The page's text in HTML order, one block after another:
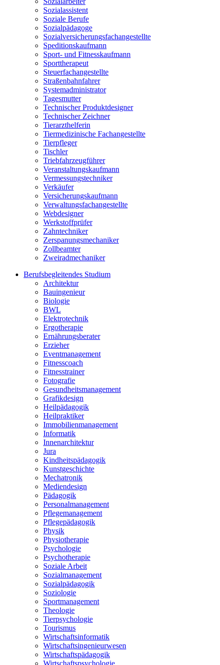
Sozialassistent
Soziale Berufe
Sozialpädagoge
Sozialversicherungsfachangestellte
Speditionskaufmann
Sport- und Fitnesskaufmann
Sporttherapeut
Steuerfachangestellte
Straßenbahnfahrer
Systemadministrator
Tagesmutter
Technischer Produktdesigner
Technischer Zeichner
Tierarzthelferin
Tiermedizinische Fachangestellte
Tierpfleger
Tischler
Triebfahrzeugführer
Veranstaltungskaufmann
Vermessungstechniker
Verkäufer
Versicherungskaufmann
Verwaltungsfachangestellte
Webdesigner
Werkstoffprüfer
Zahntechniker
Zerspanungsmechaniker
Zollbeamter
Zweiradmechaniker
Berufsbegleitendes Studium
Architektur
Bauingenieur
Biologie
BWL
Elektrotechnik
Ergotherapie
Ernährungsberater
Erzieher
Eventmanagement
Fitnesscoach
Fitnesstrainer
Fotografie
Gesundheitsmanagement
Grafikdesign
Heilpädagogik
Heilpraktiker
Immobilienmanagement
Informatik
Innenarchitektur
Jura
Kindheitspädagogik
Kunstgeschichte
Mechatronik
Mediendesign
Pädagogik
Personalmanagement
Pflegemanagement
Pflegepädagogik
Physik
Physiotherapie
Psychologie
Psychotherapie
Soziale Arbeit
Sozialmanagement
Sozialpädagogik
Soziologie
Sportmanagement
Theologie
Tierpsychologie
Tourismus
Wirtschaftsinformatik
Wirtschaftsingenieurwesen
Wirtschaftspädagogik